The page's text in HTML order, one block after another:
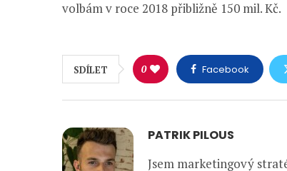
volbám v roce 2018 přibližně 150 mil. Kč.
SDÍLET 0 Facebook
PATRIK PILOUS
Jsem marketingový